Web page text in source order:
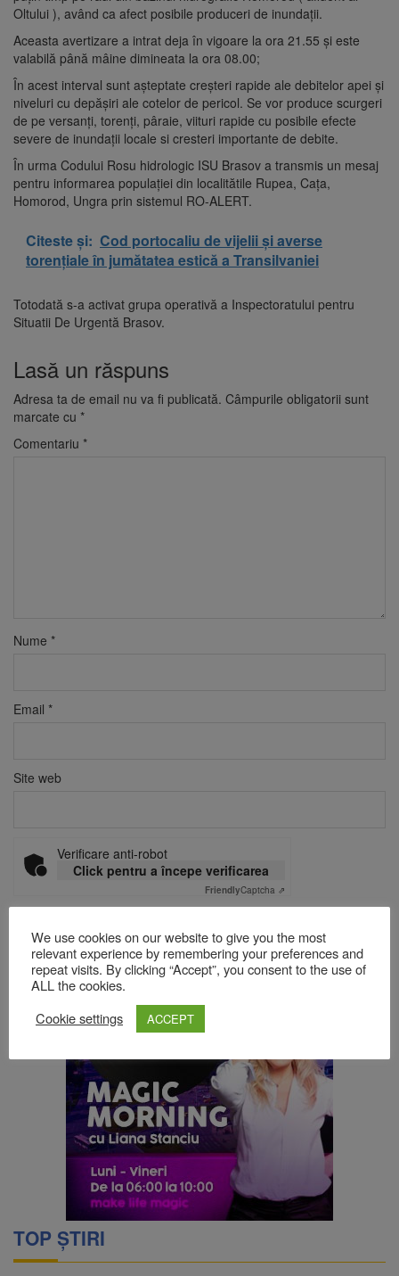
Oltului ), având ca afect posibile produceri de inundații.
Aceasta avertizare a intrat deja în vigoare la ora 21.55 și este
valabilă până mâine dimineata la ora 08.00;
În acest interval sunt așteptate creșteri rapide ale debitelor apei și
niveluri cu depășiri ale cotelor de pericol. Se vor produce scurgeri
de pe versanți, torenți, pâraie, viituri rapide cu posibile efecte
severe de inundații locale si cresteri importante de debite.
În urma Codului Rosu hidrologic ISU Brasov a transmis un mesaj
pentru informarea populației din localitătile Rupea, Cața,
Homorod, Ungra prin sistemul RO-ALERT.
Citeste și: Cod portocaliu de vijelii și averse
torențiale în jumătatea estică a Transilvaniei
Totodată s-a activat grupa operativă a Inspectoratului pentru
Situatii De Urgentă Brasov.
Lasă un răspuns
Adresa ta de email nu va fi publicată. Câmpurile obligatorii sunt
marcate cu *
Comentariu *
Nume *
Email *
Site web
Verificare anti-robot
Click pentru a începe verificarea
FriendlyCaptcha ⇗
Acest site folosește Akismet pentru a reduce spamul.Află cum
sunt procesate datele comentariilor tale.
TOP ȘTIRI
We use cookies on our website to give you the most
relevant experience by remembering your preferences and
repeat visits. By clicking “Accept”, you consent to the use of
ALL the cookies.
Cookie settings
ACCEPT